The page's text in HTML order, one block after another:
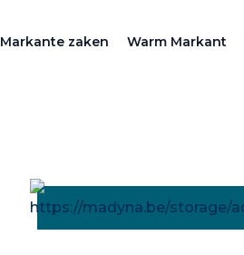
Markante zaken Warm Markant